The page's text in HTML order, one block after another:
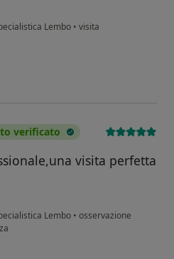
Lembo • visita
verificato
visita perfetta
Lembo • osservazione